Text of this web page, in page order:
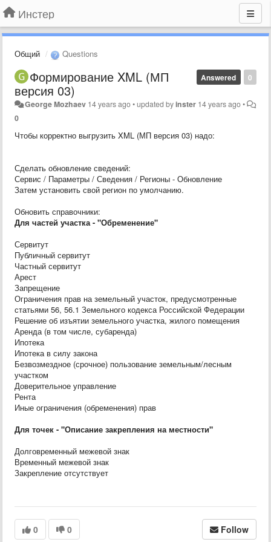
Инстер
Общий Questions
0
Answered
Формирование XML (МП
версия 03)
George Mozhaev 14 years ago•updated byinster 14 years ago•
0
Чтобы корректно выгрузить XML (МП версия 03) надо:
Сделать обновление сведений:
Сервис / Параметры / Сведения / Регионы - Обновление
Затем установить свой регион по умолчанию.
Обновить справочники:
Для частей участка - "Обременение"
Сервитут
Публичный сервитут
Частный сервитут
Арест
Запрещение
Ограничения прав на земельный участок, предусмотренные
статьями 56, 56.1 Земельного кодекса Российской Федерации
Решение об изъятии земельного участка, жилого помещения
Аренда (в том числе, субаренда)
Ипотека
Ипотека в силу закона
Безвозмездное (срочное) пользование земельным/лесным
участком
Доверительное управление
Рента
Иные ограничения (обременения) прав
Для точек - "Описание закрепления на местности"
Долговременный межевой знак
Временный межевой знак
Закрепление отсутствует
0 0 Follow